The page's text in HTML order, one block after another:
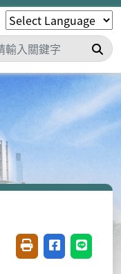
搜
友善列印(開新視窗)
分享至臉書(
分享至